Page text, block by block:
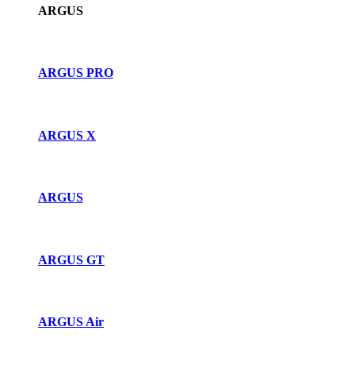
ARGUS
ARGUS PRO
ARGUS X
ARGUS
ARGUS GT
ARGUS Air